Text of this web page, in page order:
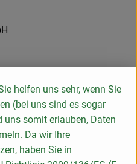
bewahrt. Die damalige
Interesse galt von Anfang
Geschmack. So sind wir
handelsübliche Bio-
Dabei liegt unser
helfen uns sehr, wenn Sie
(bei uns sind es sogar
uns somit erlauben, Daten
Da wir Ihre
haben Sie in